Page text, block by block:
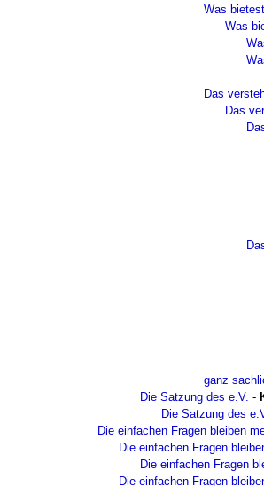
Was
Was
Das
Das
ganz
Die Satzung des e.V. -
Die Satzung des
Die einfachen Fragen bleiben
Die einfachen Fragen
Die einfachen Fragen
Die einfachen Fragen